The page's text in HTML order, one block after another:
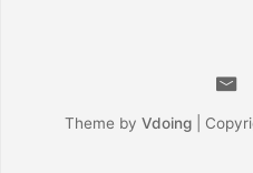
Theme by Vdoing |